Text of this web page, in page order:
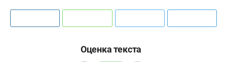
Оценка текста